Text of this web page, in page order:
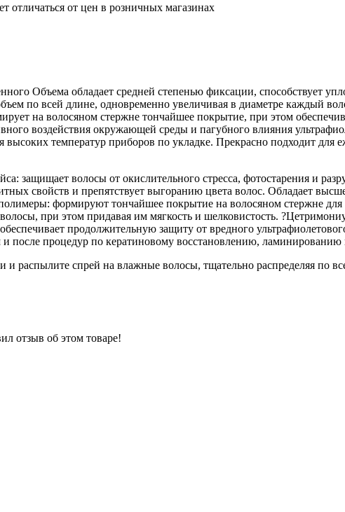
отличаться от цен в розничных магазинах
Объема обладает средней степенью фиксации, способствует
по всей длине, одновременно увеличивая в диаметре каждый
на волосяном стержне тончайшее покрытие, при этом
воздействия окружающей среды и пагубного влияния
температур приборов по укладке. Прекрасно подходит для
защищает волосы от окислительного стресса, фотостарения и
свойств и препятствует выгоранию цвета волос. Обладает
формируют тончайшее покрытие на волосяном стержне
при этом придавая им мягкость и шелковистость.
продолжительную защиту от вредного
после процедур по кератиновому восстановлению, ламинированию
и распылите спрей на влажные волосы, тщательно распределяя по
отзыв об этом товаре!